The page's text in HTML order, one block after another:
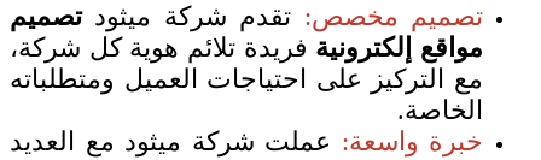
تصميم مخصص: تقدم شركة ميثودتصميم
مواقع إلكترونية فريدة تلائم هوية كل شركة،
مع التركيز على احتياجات العميل ومتطلباته
الخاصة.
خبرة واسعة: عملت شركة ميثود مع العديد